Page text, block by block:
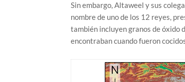
Sin embargo, Altaweel y sus
nombre de uno de los 12 reyes,
también incluyen granos de óxido
encontraban cuando fueron